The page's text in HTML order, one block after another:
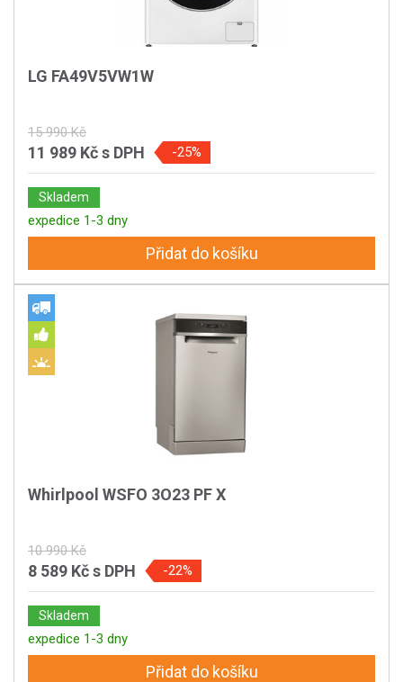
LG FA49V5VW1W
15 990 Kč
11 989 Kčs DPH -25%
Skladem
expedice 1-3 dny
Přidat do košíku
Whirlpool WSFO 3O23 PF X
10 990 Kč
8 589 Kčs DPH -22%
Skladem
expedice 1-3 dny
Přidat do košíku